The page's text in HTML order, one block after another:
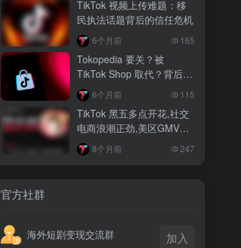
Shop涨价行为，佣金调整遭调查
3 月前
TikTok Shop 印尼推出出海项目 助力本
土品牌开拓东南亚市场
3 月前
TikTok Shop 英美周榜出炉 美妆家居成
两大热销主力
TikTok 视频上传难题：移
民执法话题背后的信任危机
6个月前 165
Tokopedia 要关？被
TikTok Shop 取代？背后真
相大揭秘！
6个月前 115
TikTok 黑五多点开花,社交
电商浪潮正劲,美区GMV突
破35亿8个月前 247
官方社群
海外短剧变现交流群 加入